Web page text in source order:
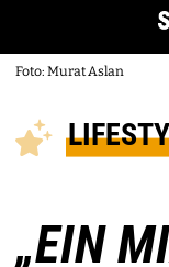
Foto: Murat Aslan
„EIN